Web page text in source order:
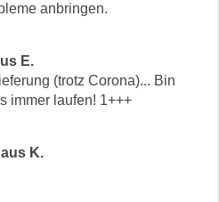
anbringen.
E.
(trotz Corona)... Bin
immer laufen! 1+++
K.